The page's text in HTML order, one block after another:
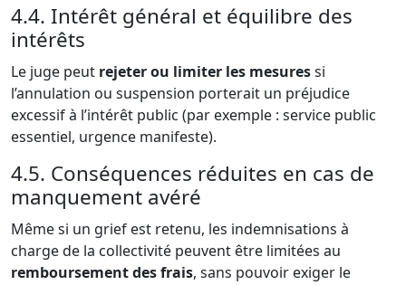
4.4. Intérêt général et équilibre des
intérêts
Le juge peut rejeter ou limiter les mesuressi
l’annulation ou suspension porterait un préjudice
excessif à l’intérêt public (par exemple : service public
essentiel, urgence manifeste).
4.5. Conséquences réduites en cas de
manquement avéré
Même si un grief est retenu, les indemnisations à
charge de la collectivité peuvent être limitées au
remboursement des frais, sans pouvoir exiger le